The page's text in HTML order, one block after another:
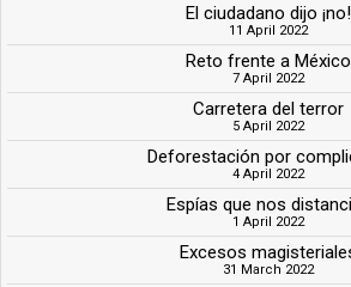
El ciudadano dijo ¡no!
11 April 2022
Reto frente a México
7 April 2022
Carretera del terror
5 April 2022
Deforestación por
4 April 2022
Espías que nos
1 April 2022
Excesos
31 March 2022